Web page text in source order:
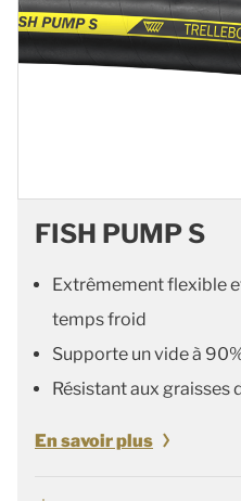
FISH PUMP S
Extrêmement flexible
temps froid
Supporte un vide à
Résistant aux graisses
En savoir plus